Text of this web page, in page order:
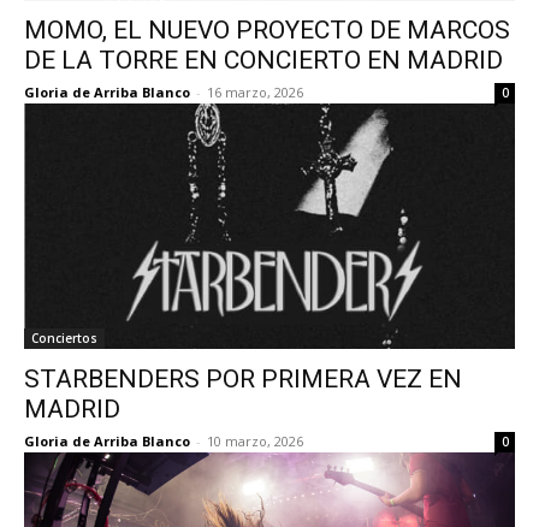
MOMO, EL NUEVO PROYECTO DE MARCOS
DE LA TORRE EN CONCIERTO EN MADRID
Gloria de Arriba Blanco - 16 marzo, 2026 0
Conciertos
STARBENDERS POR PRIMERA VEZ EN
MADRID
Gloria de Arriba Blanco - 10 marzo, 2026 0